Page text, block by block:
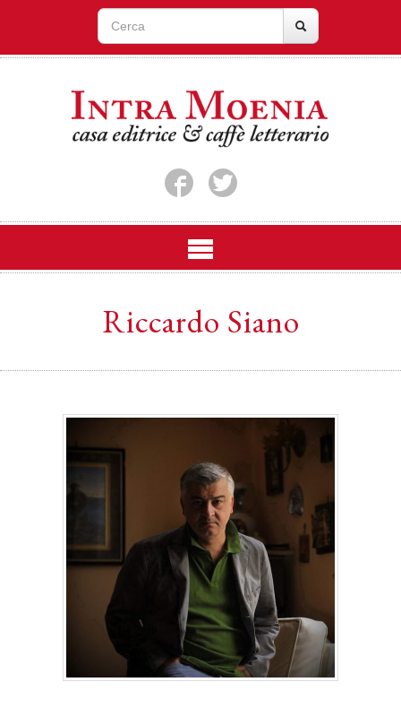
Riccardo Siano